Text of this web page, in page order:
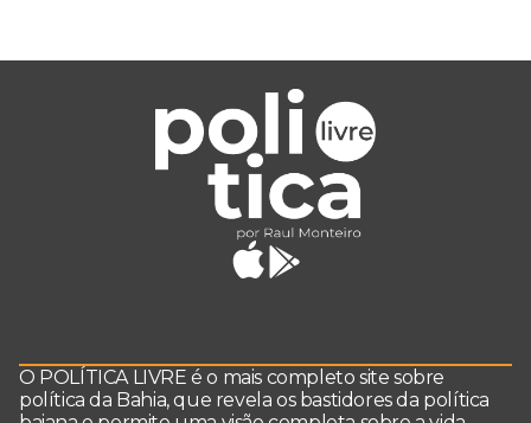
O POLÍTICA LIVRE é o mais completo site sobre
política da Bahia, que revela os bastidores da política